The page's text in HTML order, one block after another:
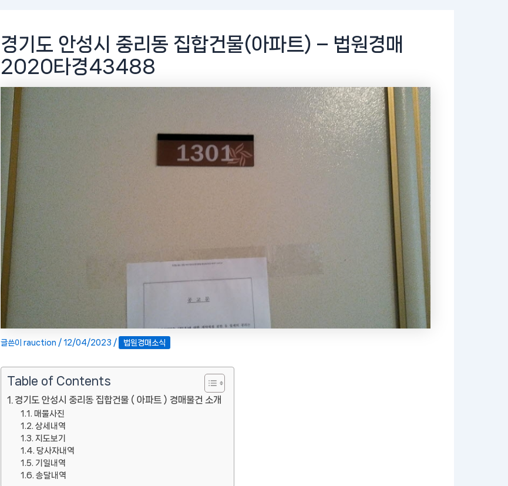
경기도 안성시 중리동 집합건물(아파트) – 법원경매
2020타경43488
글쓴이 rauction / 12/04/2023 / 법원경매소식
Table of Contents
경기도 안성시 중리동 집합건물 ( 아파트 ) 경매물건 소개
매물사진
상세내역
지도보기
당사자내역
기일내역
송달내역